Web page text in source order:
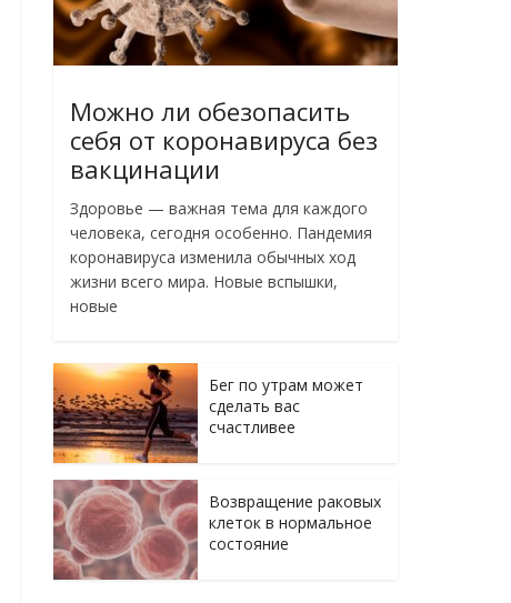
Можно ли обезопасить
себя от коронавируса без
вакцинации
Здоровье — важная тема для каждого
человека, сегодня особенно. Пандемия
коронавируса изменила обычных ход
жизни всего мира. Новые вспышки,
новые
Бег по утрам может
сделать вас
счастливее
Возвращение раковых
клеток в нормальное
состояние